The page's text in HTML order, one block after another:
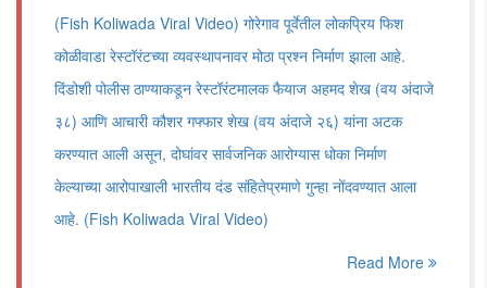
(Fish Koliwada Viral Video) गोरेगाव पूर्वेतील लोकप्रिय फिश
कोळीवाडा रेस्टॉरंटच्या व्यवस्थापनावर मोठा प्रश्न निर्माण झाला आहे.
दिंडोशी पोलीस ठाण्याकडून रेस्टॉरंटमालक फैयाज अहमद शेख (वय अंदाजे
३८) आणि आचारी कौशर गफ्फार शेख (वय अंदाजे २६) यांना अटक
करण्यात आली असून, दोघांवर सार्वजनिक आरोग्यास धोका निर्माण
केल्याच्या आरोपाखाली भारतीय दंड संहितेप्रमाणे गुन्हा नोंदवण्यात आला
आहे. (Fish Koliwada Viral Video)
Read More